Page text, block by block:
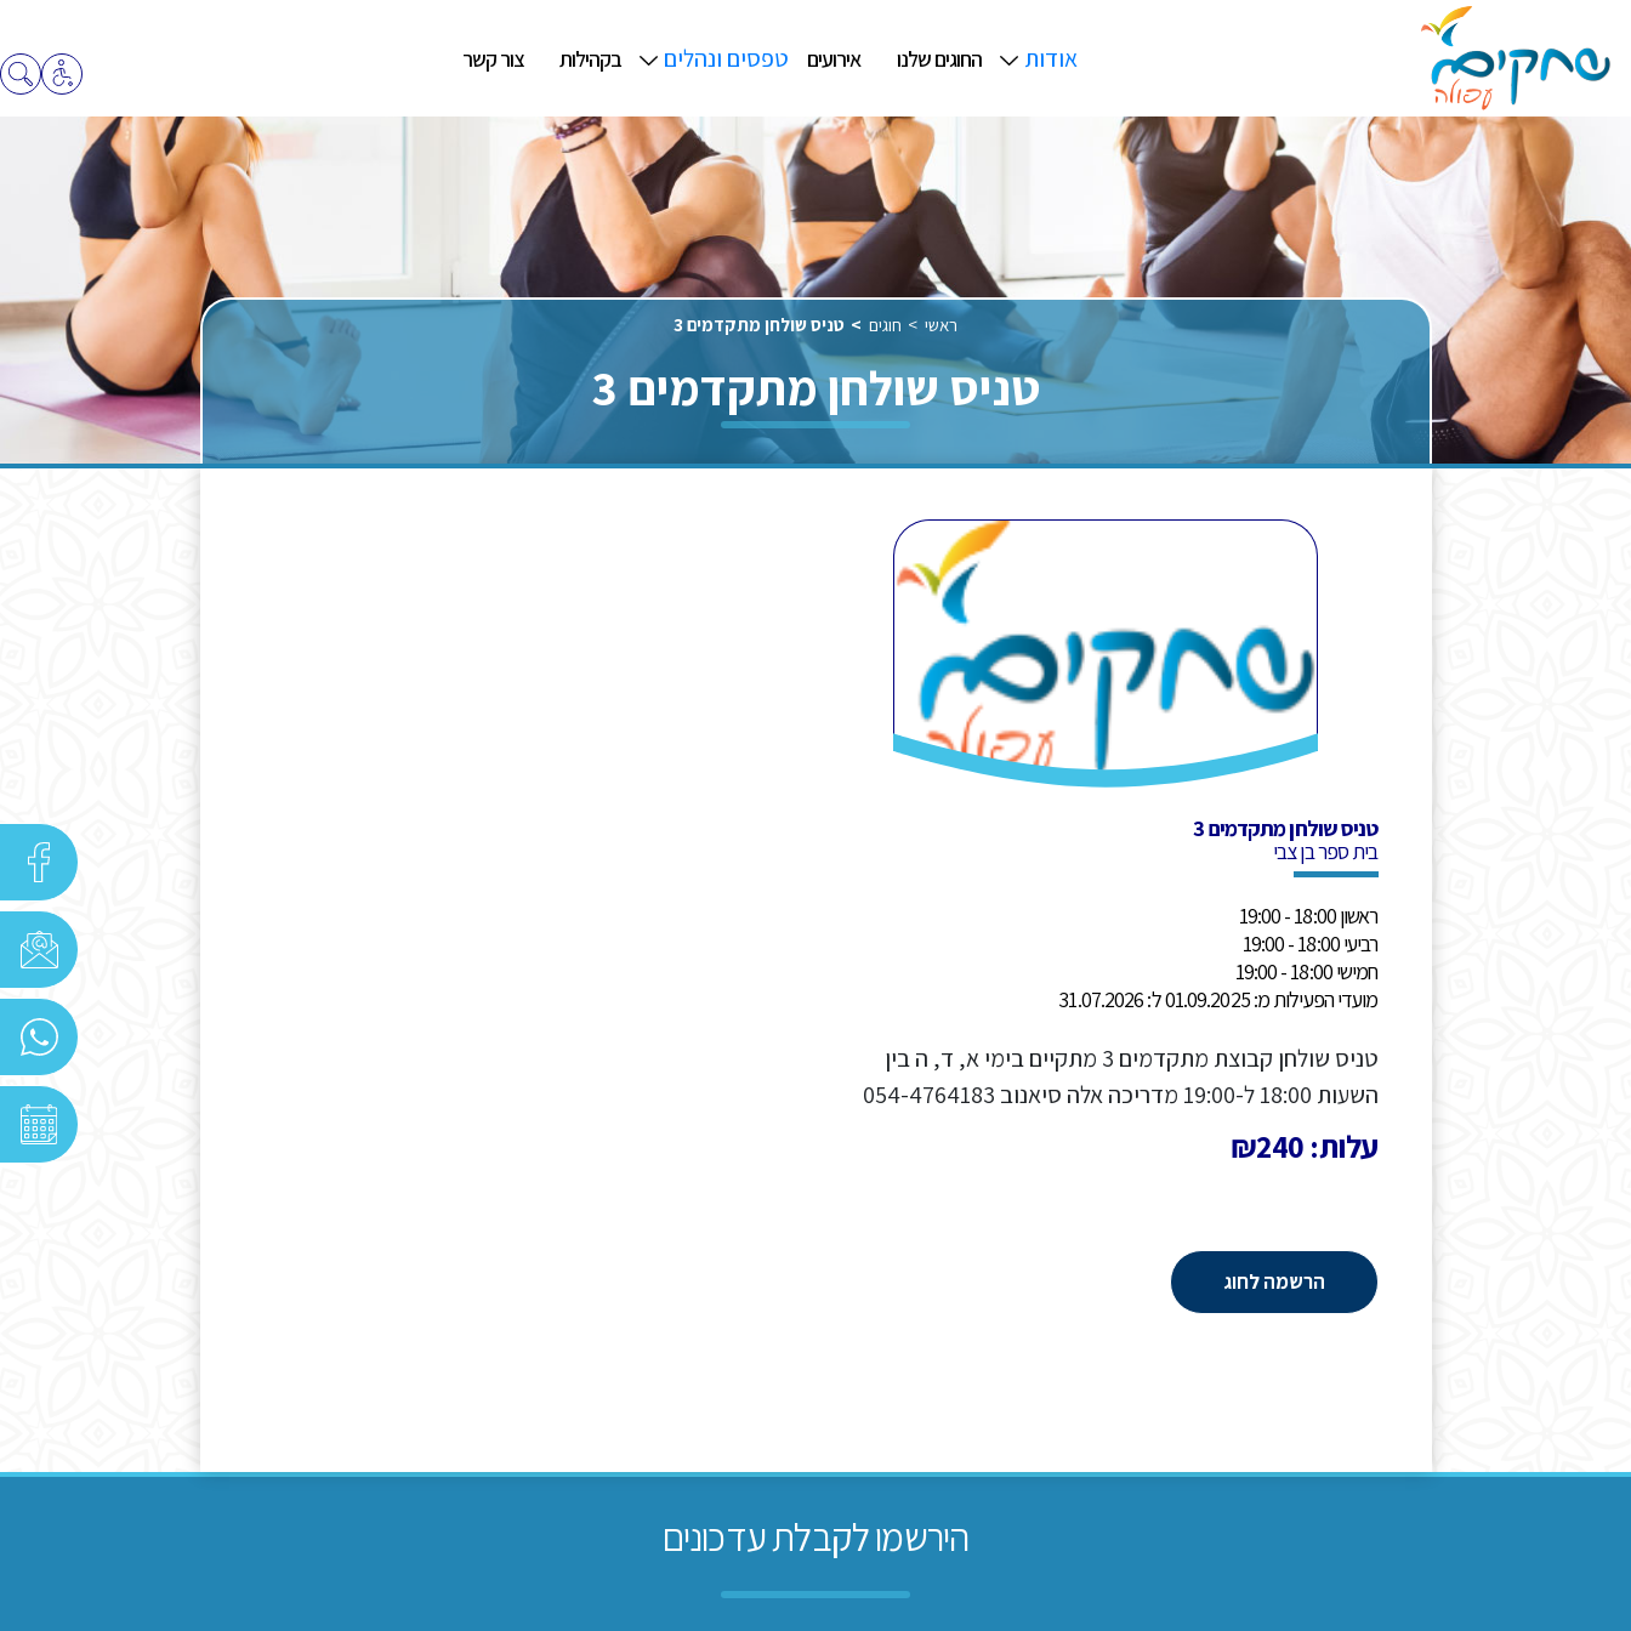
אודות החוגים שלנו אירועים טפסים ונהלים בקהילות צור קשר
ראשי חוגים טניס שולחן מתקדמים 3
טניס שולחן מתקדמים 3
טניס שולחן מתקדמים 3
בית ספר בן צבי
ראשון 18:00 - 19:00
רביעי 18:00 - 19:00
חמישי 18:00 - 19:00
מועדי הפעילות מ: 01.09.2025 ל: 31.07.2026
טניס שולחן קבוצת מתקדמים 3 מתקיים בימי א, ד, ה בין
השעות 18:00 ל-19:00 מדריכה אלה סיאנוב 054-4764183
עלות: ₪240
הרשמה לחוג
הירשמו לקבלת עדכונים